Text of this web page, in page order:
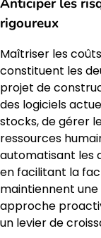
rigoureux
Maîtriser les
constituent les
projet de
des logiciels
stocks, de gérer
ressources
automatisant les
en facilitant la
maintiennent
approche
un levier de